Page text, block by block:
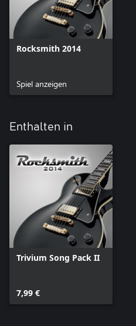
Rocksmith 2014
Spiel anzeigen
Enthalten in
Trivium Song Pack II
7,99 €